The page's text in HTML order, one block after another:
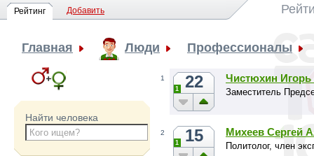
Рейтинг Добавить
Главная Люди Профессионалы
Найти человека
1 22
1
Чистюхин
Заместитель
2 15
1
Михеев Сергей
Политолог, член